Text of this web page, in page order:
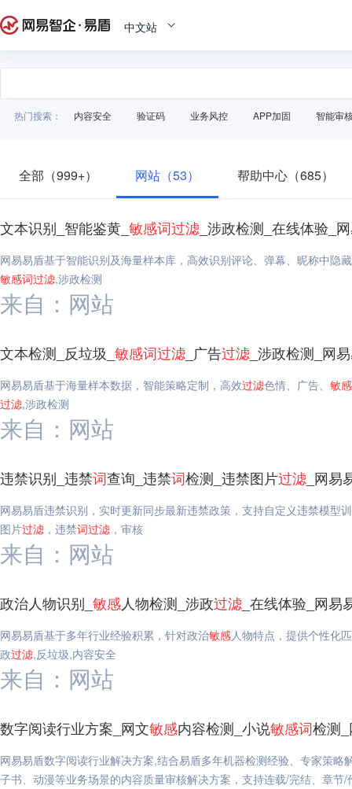
中文站
热门搜索： 内容安全 验证码 业务风控 APP加固 智能审
全部（999+） 网站（53） 帮助中心（685）
文本识别_智能鉴黄_ 敏感词过滤 _涉政检测_在线体验_
网易易盾基于智能识别及海量样本库，高效识别评论、弹幕、昵称中隐
敏感词过滤,涉政检测
来自：网站
文本检测_反垃圾_ 敏感词过滤 _广告过滤 _涉政检测_网
网易易盾基于海量样本数据，智能策略定制，高效过滤色情、广告、 敏感
过滤,涉政检测
来自：网站
违禁识别_违禁词查询_违禁词检测_违禁图片过滤 _网易
网易易盾违禁识别，实时更新同步最新违禁政策，支持自定义违禁模型
图片过滤 ，违禁词过滤 ，审核
来自：网站
政治人物识别_ 敏感人物检测_涉政过滤 _在线体验_网易
网易易盾基于多年行业经验积累，针对政治敏感人物特点，提供个性化
政过滤,反垃圾,内容安全
来自：网站
数字阅读行业方案_网文敏感内容检测_小说敏感词检测
网易易盾数字阅读行业解决方案,结合易盾多年机器检测经验、专家策
子书、动漫等业务场景的内容质量审核解决方案，支持连载/完结、章